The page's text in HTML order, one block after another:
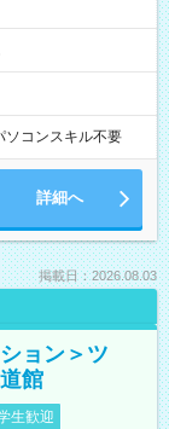
ソコンスキル不要
詳細へ
掲載日：2026.08.03
ョン＞ツ
館
生歓迎